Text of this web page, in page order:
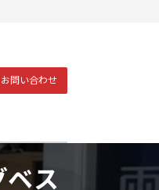
お問い合わせ
ベス